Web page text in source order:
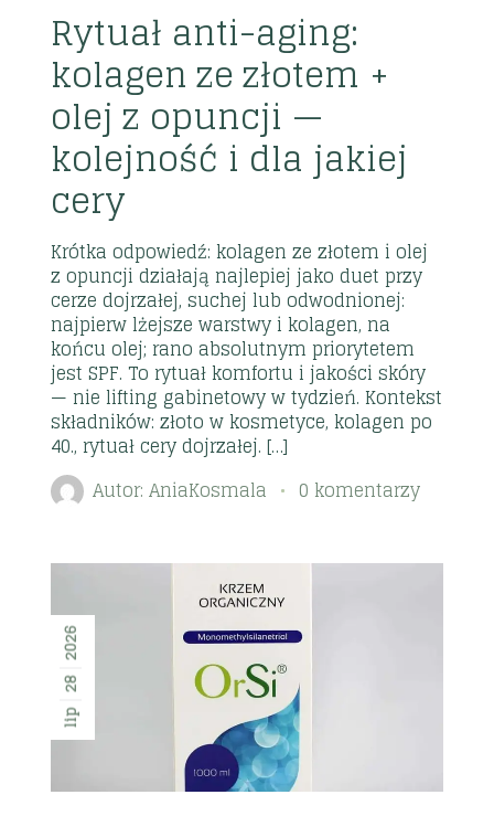
Rytuał anti-aging:
kolagen ze złotem +
olej z opuncji —
kolejność i dla jakiej
cery
Krótka odpowiedź: kolagen ze złotem i olej
z opuncji działają najlepiej jako duet przy
cerze dojrzałej, suchej lub odwodnionej:
najpierw lżejsze warstwy i kolagen, na
końcu olej; rano absolutnym priorytetem
jest SPF. To rytuał komfortu i jakości skóry
— nie lifting gabinetowy w tydzień. Kontekst
składników: złoto w kosmetyce, kolagen po
40., rytuał cery dojrzałej. […]
Autor:AniaKosmala 0 komentarzy
lip
28
2026